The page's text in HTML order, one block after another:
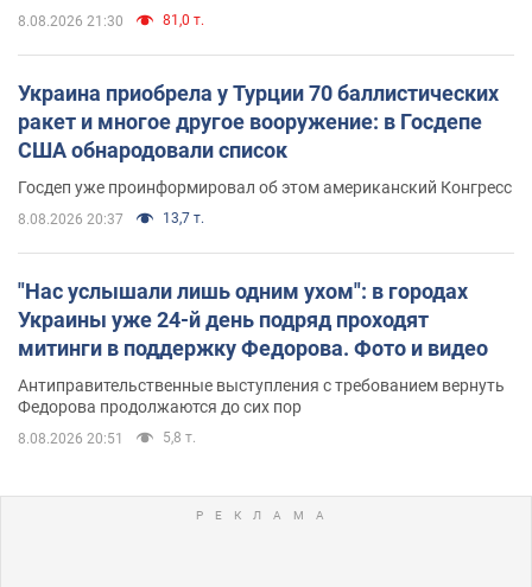
8.08.2026 21:30 81,0 т.
Украина приобрела у Турции 70 баллистических
ракет и многое другое вооружение: в Госдепе
США обнародовали список
Госдеп уже проинформировал об этом американский Конгресс
8.08.2026 20:37 13,7 т.
"Нас услышали лишь одним ухом": в городах
Украины уже 24-й день подряд проходят
митинги в поддержку Федорова. Фото и видео
Антиправительственные выступления с требованием вернуть
Федорова продолжаются до сих пор
8.08.2026 20:51 5,8 т.